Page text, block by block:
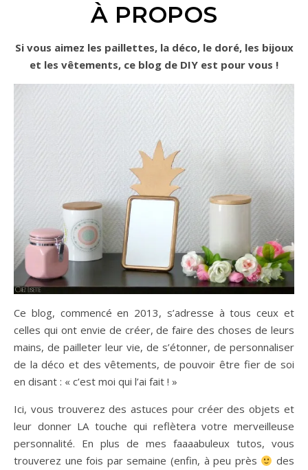
À PROPOS
Si vous aimez les paillettes, la déco, le doré, les bijoux
et les vêtements, ce blog de DIY est pour vous !
Ce blog, commencé en 2013, s’adresse à tous ceux et
celles qui ont envie de créer, de faire des choses de leurs
mains, de pailleter leur vie, de s’étonner, de personnaliser
de la déco et des vêtements, de pouvoir être fier de soi
en disant : « c’est moi qui l’ai fait ! »
Ici, vous trouverez des astuces pour créer des objets et
leur donner LA touche qui reflètera votre merveilleuse
personnalité. En plus de mes faaaabuleux tutos, vous
trouverez une fois par semaine (enfin, à peu près
des